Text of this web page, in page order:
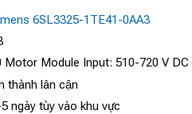
6SL3325-1TE41-0AA3
Motor Module Input: 510-720 V
thành lân cận
ngày tùy vào khu vực